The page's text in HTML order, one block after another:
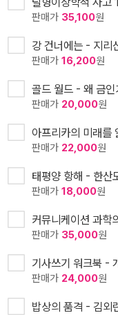
판매가 35,100원
강 건너에는 - 지리
판매가 16,200원
골드 월드 - 왜 금인
판매가 20,000원
아프리카의 미래를
판매가 22,000원
태평양 항해 - 한산
판매가 18,000원
커뮤니케이션 과학
판매가 35,000원
기사쓰기 워크북 -
판매가 24,000원
밥상의 품격 - 김외